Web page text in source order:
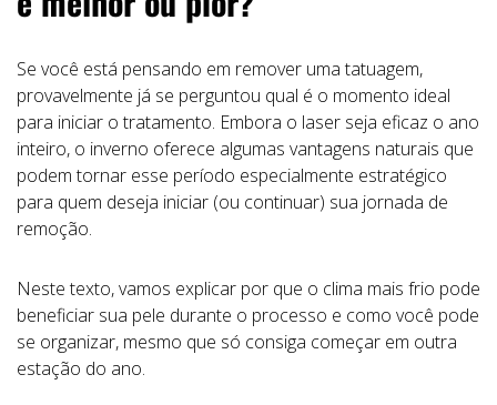
Se você está pensando em remover uma tatuagem,
provavelmente já se perguntou qual é o momento ideal
para iniciar o tratamento. Embora o laser seja eficaz o ano
inteiro, o inverno oferece algumas vantagens naturais que
podem tornar esse período especialmente estratégico
para quem deseja iniciar (ou continuar) sua jornada de
remoção.
Neste texto, vamos explicar por que o clima mais frio pode
beneficiar sua pele durante o processo e como você pode
se organizar, mesmo que só consiga começar em outra
estação do ano.